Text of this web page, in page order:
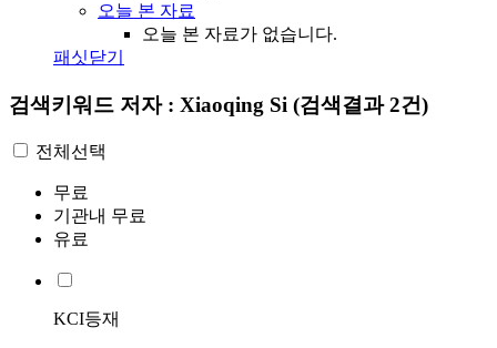
오늘 본 자료
오늘 본 자료가 없습니다.
패싯닫기
검색키워드 저자 : Xiaoqing Si (검색결과 2건)
전체선택
무료
기관내 무료
유료
KCI등재